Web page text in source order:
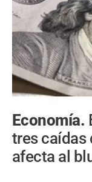
Economía.
tres caídas
afecta al